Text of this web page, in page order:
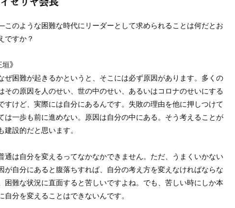
のような困難な時代にリーダーとして求められることは何だとお
ですか？
垣》
ぜ困難が起きるかというと、そこには必ず原因があります。多くの
その原因を人のせい、世の中のせい、あるいはコロナのせいにする
すけど、実際には自分にあるんです。失敗の理由を他に押しつけて
は一歩も前に進めない。原因は自分の中にある。そう考えることが
建設的だと思います。
通は自分を変えるってなかなかできません。ただ、うまくいかない
が自分にあると腹落ちすれば、自分の考え方を変えなければならな
困難な状況に直面すると苦しいですよね。でも、苦しい時にしか本
自分を変えることはできないんです。